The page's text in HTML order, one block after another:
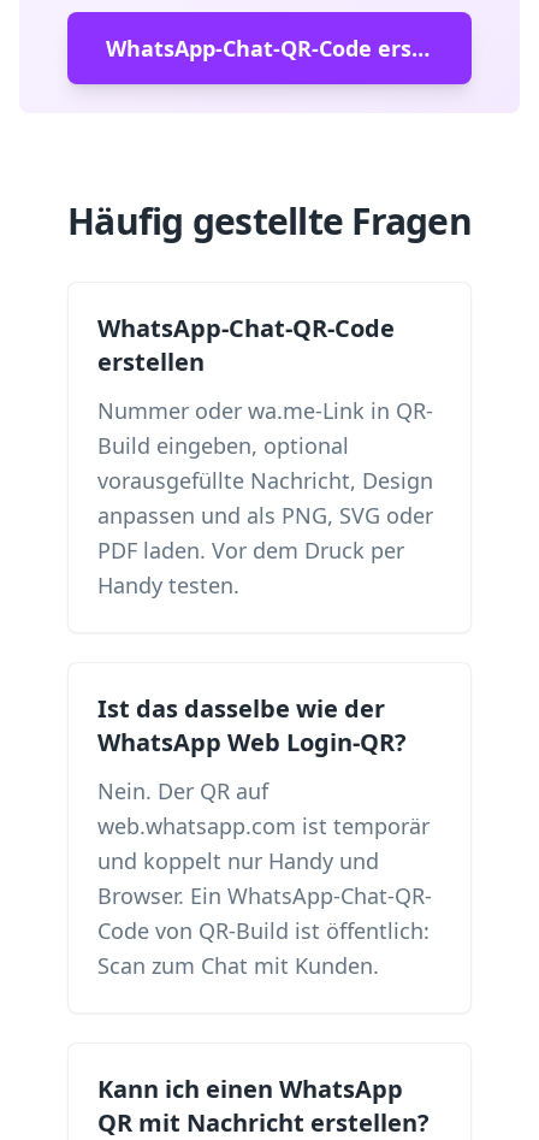
WhatsApp-Chat-QR-Code erstellen
Häufig gestellte Fragen
WhatsApp-Chat-QR-Code
erstellen
Nummer oder wa.me-Link in QR-
Build eingeben, optional
vorausgefüllte Nachricht, Design
anpassen und als PNG, SVG oder
PDF laden. Vor dem Druck per
Handy testen.
Ist das dasselbe wie der
WhatsApp Web Login-QR?
Nein. Der QR auf
web.whatsapp.com ist temporär
und koppelt nur Handy und
Browser. Ein WhatsApp-Chat-QR-
Code von QR-Build ist öffentlich:
Scan zum Chat mit Kunden.
Kann ich einen WhatsApp
QR mit Nachricht erstellen?